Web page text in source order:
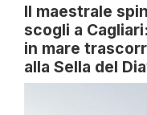
Il maestrale
scogli a
in mare
alla Sella del